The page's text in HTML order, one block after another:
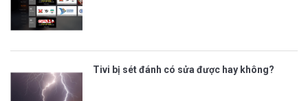
Tivi bị sét đánh có sửa được hay không?